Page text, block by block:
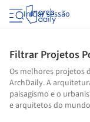
Iniciar sessão
Filtrar Projetos
Os melhores projetos
ArchDaily. A
paisagismo e o
e arquitetos do